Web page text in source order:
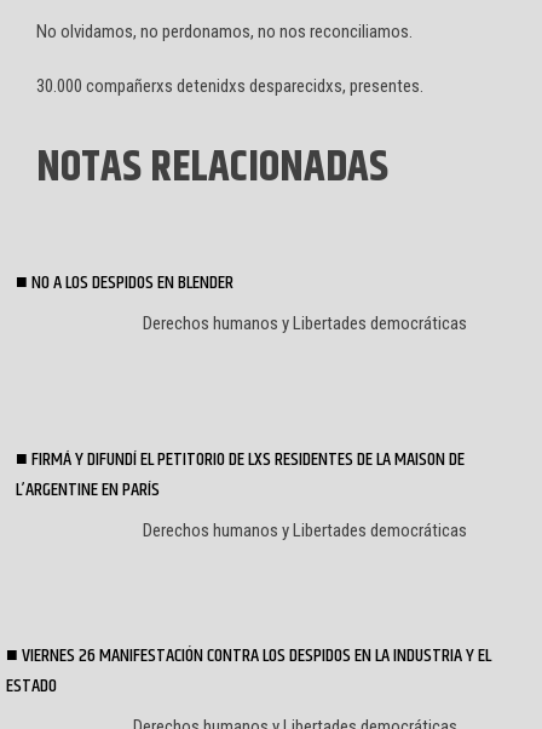
No olvidamos, no perdonamos, no nos reconciliamos.
30.000 compañerxs detenidxs desparecidxs, presentes.
NOTAS RELACIONADAS
NO A LOS DESPIDOS EN BLENDER
Derechos humanos y Libertades democráticas
FIRMÁ Y DIFUNDÍ EL PETITORIO DE LXS RESIDENTES DE LA MAISON DE
L’ARGENTINE EN PARÍS
Derechos humanos y Libertades democráticas
VIERNES 26 MANIFESTACIÓN CONTRA LOS DESPIDOS EN LA INDUSTRIA Y EL
ESTADO